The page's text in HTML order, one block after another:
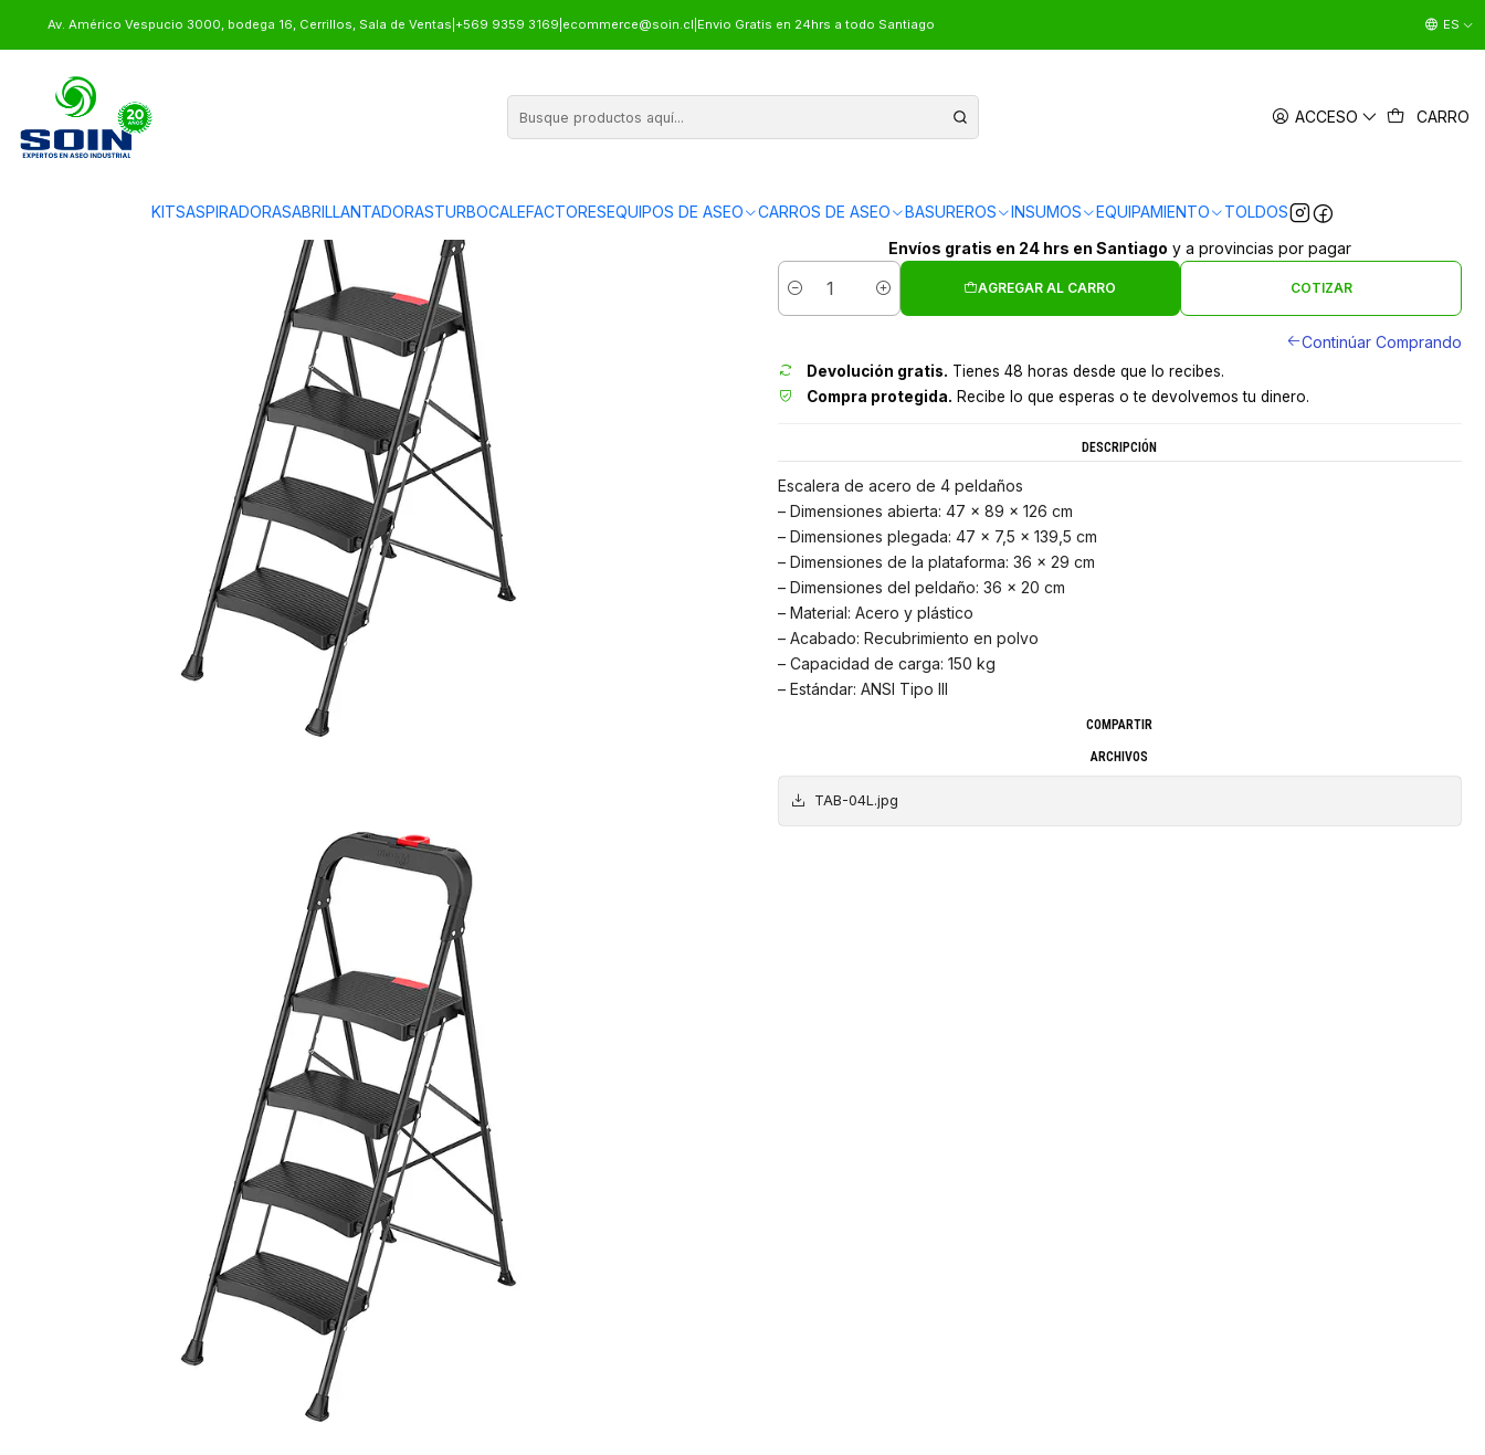
ACCESO CARRO
KITSASPIRADORASABRILLANTADORASTURBOCALEFACTORESEQUIPOS DE ASEO CARROS DE ASEO BASUREROS INSUMOS EQUIPAMIENTO TOLDOS
Av. Américo Vespucio 3000, bodega 16, Cerrillos, Sala de Ventas +569 9359 3169 ecommerce@soin.cl Envio Gratis en 24hrs a todo Santiago ES
Inicio EQUIPAMIENTO ESCALERAS PISO ESCALERA PLEGABLE 4 PELDAÑOS LUXURY MAGNA PLUS
PISO ESCALERA PLEGABLE 4 PELDAÑOS LUXURY
Ver Medios de Pago
Envíos gratis en 24 hrs en Santiago y a provincias por pagar
Cantidad
AGREGAR AL CARRO COTIZAR
Continúar Comprando
Devolución gratis. Tienes 48 horas desde que lo recibes.
Compra protegida. Recibe lo que esperas o te devolvemos tu dinero.
DESCRIPCIÓN
Escalera de acero de 4 peldaños
– Dimensiones abierta: 47 x 89 x 126 cm
– Dimensiones plegada: 47 x 7,5 x 139,5 cm
– Dimensiones de la plataforma: 36 x 29 cm
– Dimensiones del peldaño: 36 x 20 cm
– Material: Acero y plástico
– Acabado: Recubrimiento en polvo
– Capacidad de carga: 150 kg
– Estándar: ANSI Tipo III
COMPARTIR
ARCHIVOS
TAB-04L.jpg